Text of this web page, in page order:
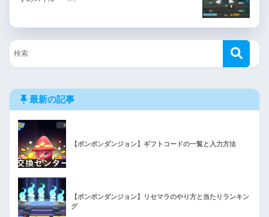
最新の記事
【ポンポンダンジョン】ギフトコードの一覧と入力方法
【ポンポンダンジョン】リセマラのやり方と当たりランキン
グ